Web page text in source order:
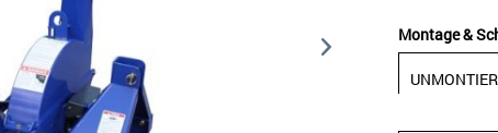
Montage &